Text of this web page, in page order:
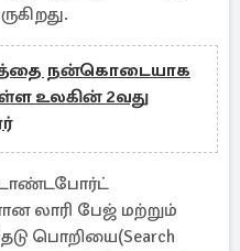
நன்கொடையாக
உலகின் 2வது
லாரி பேஜ் மற்றும்
பொறியை(Search